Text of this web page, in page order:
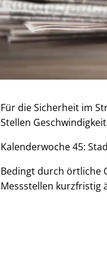
Für die Sicherheit im
Stellen
Kalenderwoche 45:
Bedingt durch örtliche
Messstellen kurzfristig